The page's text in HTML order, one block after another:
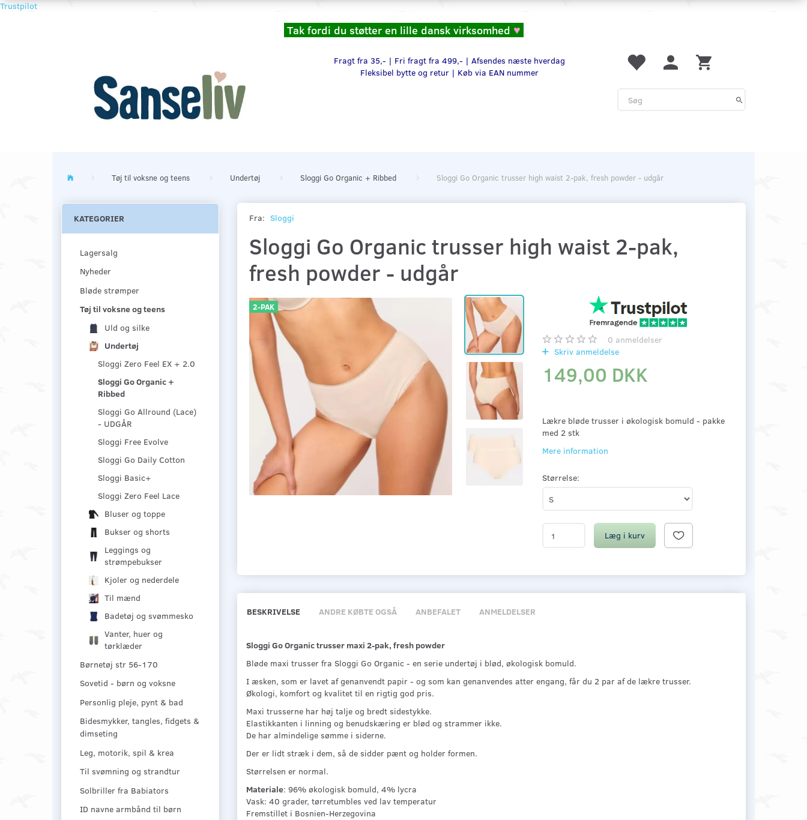
Trustpilot
Tak fordi du støtter en lille dansk virksomhed ♥
Fragt fra 35,- | Fri fragt fra 499,- | Afsendes næste hverdag
Fleksibel bytte og retur | Køb via EAN nummer
Tøj til voksne og teens Undertøj Sloggi Go Organic + Ribbed Sloggi Go Organic trusser high waist 2-pak, fresh powder - udgår
KATEGORIER
Lagersalg
Nyheder
Bløde strømper
Tøj til voksne og teens
Uld og silke
Undertøj
Sloggi Zero Feel EX + 2.0
Sloggi Go Organic +
Ribbed
Sloggi Go Allround (Lace)
- UDGÅR
Sloggi Free Evolve
Sloggi Go Daily Cotton
Sloggi Basic+
Sloggi Zero Feel Lace
Bluser og toppe
Bukser og shorts
Leggings og
strømpebukser
Kjoler og nederdele
Til mænd
Badetøj og svømmesko
Vanter, huer og
tørklæder
Børnetøj str 56-170
Sovetid - børn og voksne
Personlig pleje, pynt & bad
Bidesmykker, tangles, fidgets &
dimseting
Leg, motorik, spil & krea
Til svømning og strandtur
Solbriller fra Babiators
ID navne armbånd til børn
Fra: Sloggi
Sloggi Go Organic trusser high waist 2-pak,
fresh powder - udgår
2-PAK
0 anmeldelser
Skriv anmeldelse
149,00 DKK
Lækre bløde trusser i økologisk bomuld - pakke
med 2 stk
Mere information
Størrelse:
Læg i kurv
BESKRIVELSE ANDRE KØBTE OGSÅ ANBEFALET ANMELDELSER
Sloggi Go Organic trusser maxi 2-pak, fresh powder
Bløde maxi trusser fra Sloggi Go Organic - en serie undertøj i blød, økologisk bomuld.
I æsken, som er lavet af genanvendt papir - og som kan genanvendes atter engang, får du 2 par af de lækre trusser.
Økologi, komfort og kvalitet til en rigtig god pris.
Maxi trusserne har høj talje og bredt sidestykke.
Elastikkanten i linning og benudskæring er blød og strammer ikke.
De har almindelige sømme i siderne.
Der er lidt stræk i dem, så de sidder pænt og holder formen.
Størrelsen er normal.
Materiale: 96% økologisk bomuld, 4% lycra
Vask: 40 grader, tørretumbles ved lav temperatur
Fremstillet i Bosnien-Herzegovina